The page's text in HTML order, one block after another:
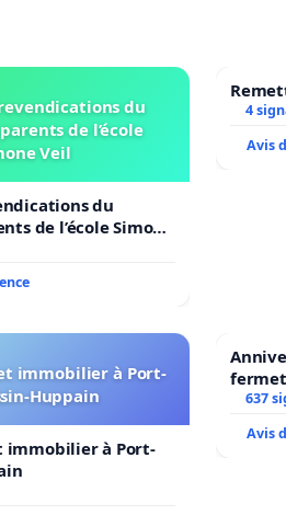
du
de l’école
Veil
du
de l’école Simone
4
Avis
immobilier à Port-
Huppain
immobilier à Port-
637
Avis